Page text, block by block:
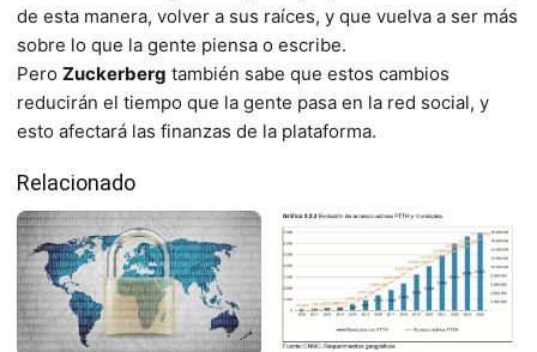
de esta manera, volver a sus raíces, y que vuelva a ser más
sobre lo que la gente piensa o escribe.
Pero Zuckerberg también sabe que estos cambios
reducirán el tiempo que la gente pasa en la red social, y
esto afectará las finanzas de la plataforma.
Relacionado